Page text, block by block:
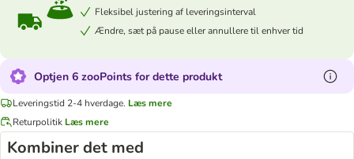
Fleksibel justering af leveringsinterval
Ændre, sæt på pause eller annullere til enhver tid
Optjen 6 zooPoints for dette produkt
Leveringstid 2-4 hverdage. Læs mere
Returpolitik Læs mere
Kombiner det med